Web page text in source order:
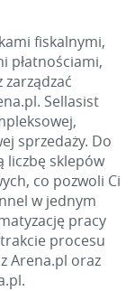
fiskalnymi,
płatnościami,
Sellasist
sprzedaży. Do
liczbę sklepów
co pozwoli Ci
w jednym
pracy
procesu
Arena.pl oraz